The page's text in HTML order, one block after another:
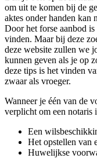
om uit te komen bij de
aktes onder handen kan
Door het forse aanbod
vinden. Maar bij deze
deze website zullen we
kunnen geven als je op
deze tips is het vinden
zwaar als vroeger.
Wanneer je één van de
verplicht om een notaris
Een
Het opstellen van
Huwelijkse